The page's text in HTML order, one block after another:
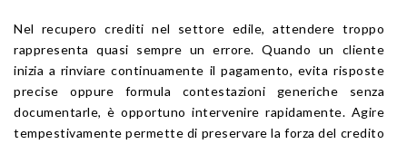
Nel recupero crediti nel settore edile, attendere troppo
rappresenta quasi sempre un errore. Quando un cliente
inizia a rinviare continuamente il pagamento, evita risposte
precise oppure formula contestazioni generiche senza
documentarle, è opportuno intervenire rapidamente. Agire
tempestivamente permette di preservare la forza del credito